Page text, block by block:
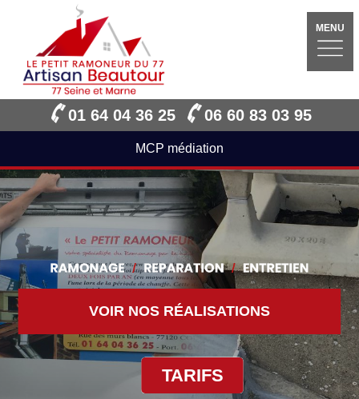
MENU
01 64 04 36 25 06 60 83 03 95
MCP médiation
VOIR NOS RÉALISATIONS
TARIFS